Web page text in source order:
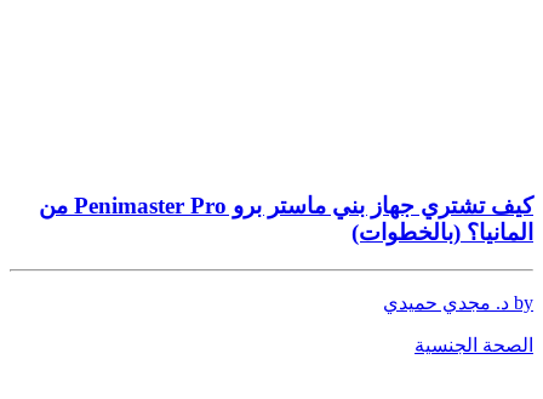
كيف تشتري جهاز بني ماستر برو Penimaster Pro من
المانيا؟ (بالخطوات)
by د. مجدي حميدي
الصحة الجنسية